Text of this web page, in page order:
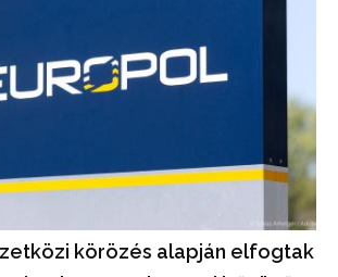
körözés alapján elfogtak